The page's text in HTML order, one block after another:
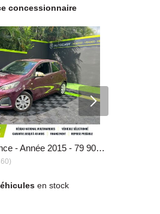
concessionnaire
Berline - Essence - Année 2015 - 79 900 km, 6 290 €
en stock